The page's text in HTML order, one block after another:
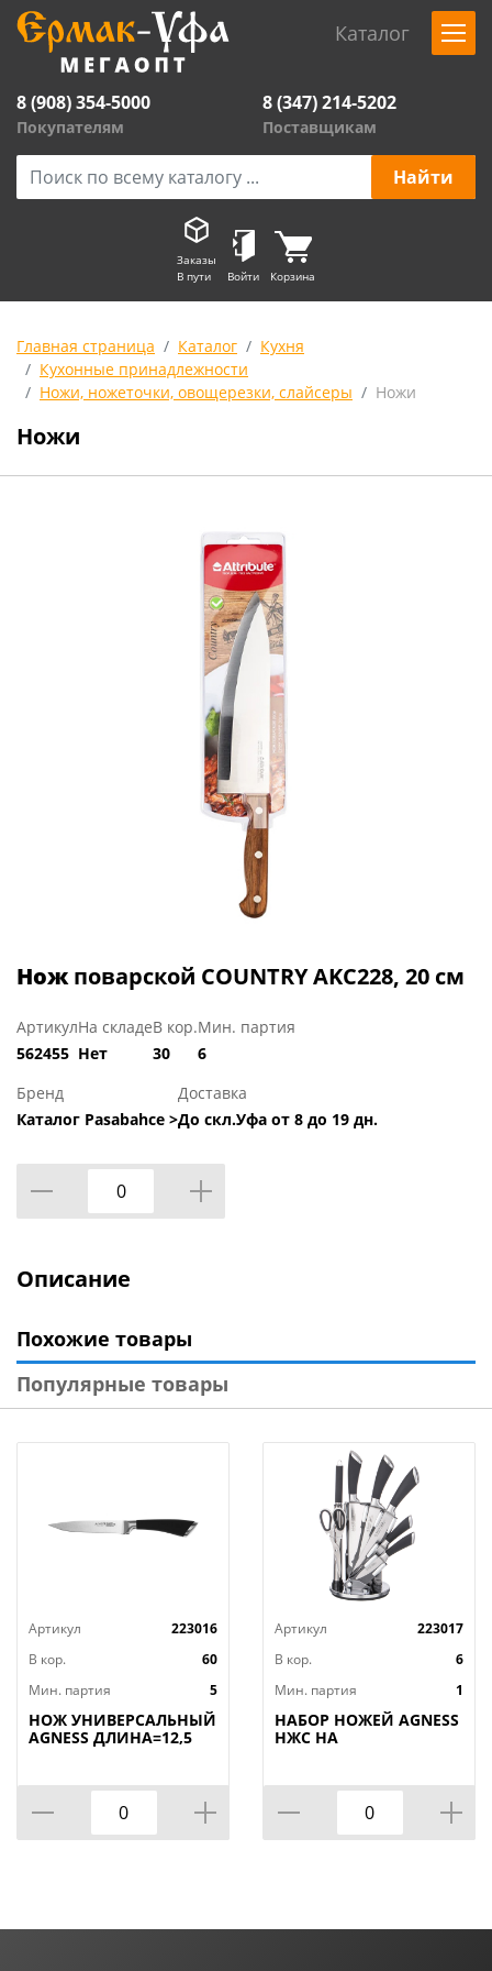
Каталог
8 (908) 354-5000
Покупателям
8 (347) 214-5202
Поставщикам
Заказы
В пути
Войти Корзина
Главная страница Каталог
Кухня
Кухонные принадлежности
Ножи, ножеточки, овощерезки, слайсеры
Ножи
Ножи
Нож поварской COUNTRY AKC228, 20 см
Артикул
562455
На складе
Нет
В кор.
30
Мин. партия
6
Бренд
Каталог Pasabahce >
Доставка
До скл.Уфа от 8 до 19 дн.
Описание
Похожие товары
Популярные товары
Артикул
223016
В кор.
60
Мин. партия
5
НОЖ УНИВЕРСАЛЬНЫЙ
AGNESS ДЛИНА=12,5
Артикул
223017
В кор.
6
Мин. партия
1
НАБОР НОЖЕЙ AGNESS
НЖС НА
ПОДСТАВКЕ 8 ПР.,
КОР=6НАБОР.